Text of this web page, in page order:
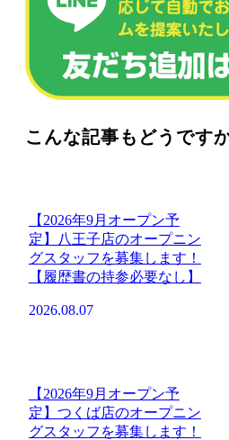
こんな記事もどうです
【2026年9月オープン予
定】八王子店のオープニン
グスタッフを募集します！
【履歴書の持参必要なし】
2026.08.07
【2026年9月オープン予
定】つくば店のオープニン
グスタッフを募集します！